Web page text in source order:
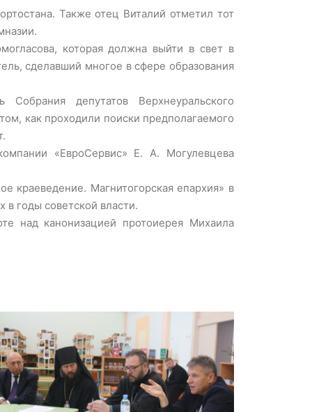
Также отец Виталий отметил тот
которая должна выйти в свет в
сделавший многое в сфере образования
депутатов Верхнеуральского
как проходили поиски предполагаемого
«ЕвроСервис» Е. А. Могулевцева
краеведение. Магнитогорская епархия» в
годы советской власти.
над канонизацией протоиерея Михаила